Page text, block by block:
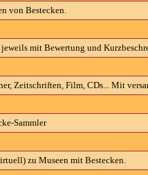
von Bestecken.
mit Bewertung und
Zeitschriften, Film, CDs... Mit
Sammler
zu Museen mit Bestecken.